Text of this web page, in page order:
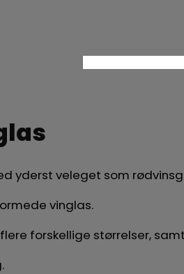
yderst veleget som
vinglas.
forskellige størrelser,